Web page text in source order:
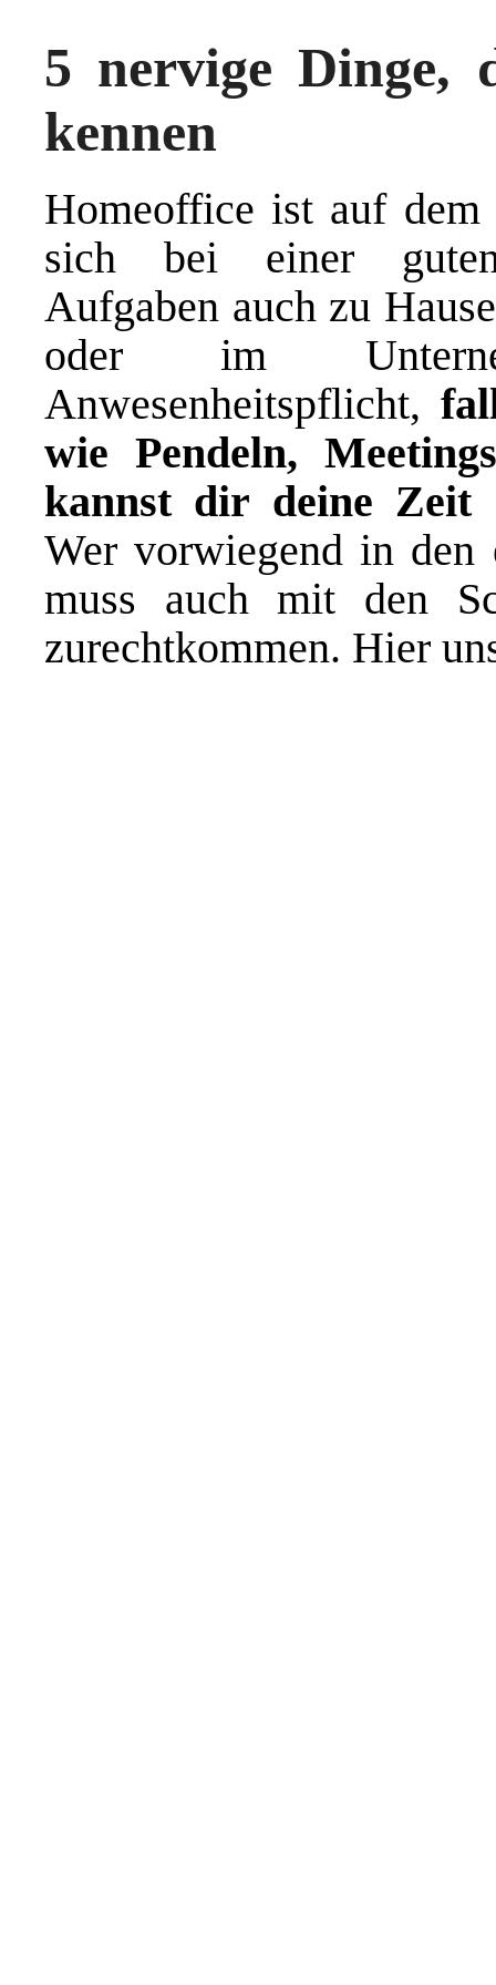
5 nervige Dinge,
kennen
Homeoffice ist auf dem
sich bei einer guten
Aufgaben auch zu
oder im
Anwesenheitspflicht,
wie Pendeln,
kannst dir deine Zeit
Wer vorwiegend in den
muss auch mit den
zurechtkommen. Hier